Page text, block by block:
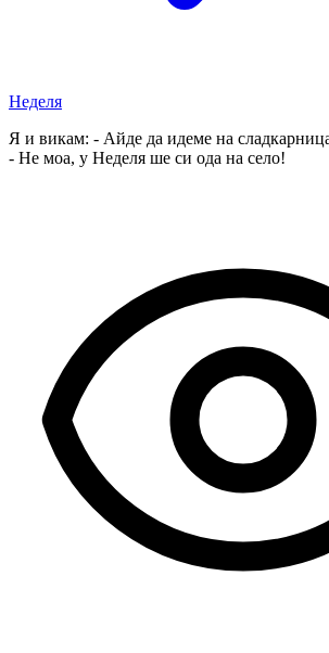
Неделя
Я и викам: - Айде да идеме на
- Не моа, у Неделя ше си ода на село!